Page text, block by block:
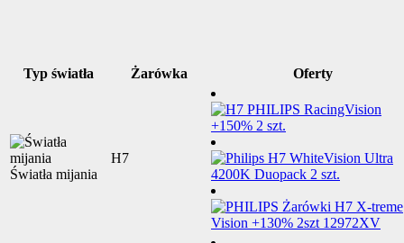
Typ światła Żarówka Oferty
Światła mijania
H7